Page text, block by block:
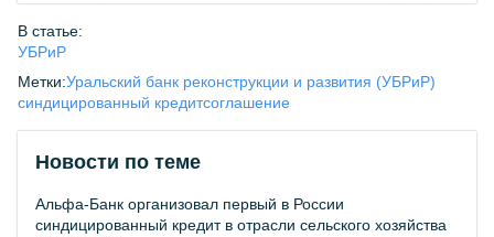
В статье:
УБРиР
Метки:Уральский банк реконструкции и развития (УБРиР)
синдицированный кредитсоглашение
Новости по теме
Альфа-Банк организовал первый в России
синдицированный кредит в отрасли сельского хозяйства